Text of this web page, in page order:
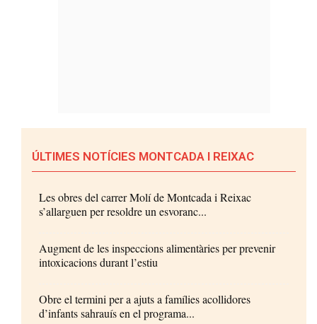
ÚLTIMES NOTÍCIES MONTCADA I REIXAC
Les obres del carrer Molí de Montcada i Reixac
s’allarguen per resoldre un esvoranc...
Augment de les inspeccions alimentàries per prevenir
intoxicacions durant l’estiu
Obre el termini per a ajuts a famílies acollidores
d’infants sahrauís en el programa...